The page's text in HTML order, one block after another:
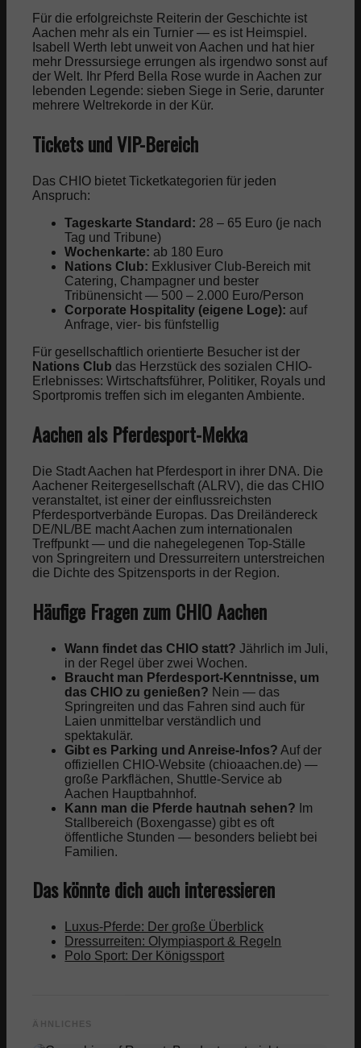
Für die erfolgreichste Reiterin der Geschichte ist
Aachen mehr als ein Turnier — es ist Heimspiel.
Isabell Werth lebt unweit von Aachen und hat hier
mehr Dressursiege errungen als irgendwo sonst auf
der Welt. Ihr Pferd Bella Rose wurde in Aachen zur
lebenden Legende: sieben Siege in Serie, darunter
mehrere Weltrekorde in der Kür.
Tickets und VIP-Bereich
Das CHIO bietet Ticketkategorien für jeden
Anspruch:
Tageskarte Standard: 28 – 65 Euro (je nach
Tag und Tribune)
Wochenkarte: ab 180 Euro
Nations Club: Exklusiver Club-Bereich mit
Catering, Champagner und bester
Tribünensicht — 500 – 2.000 Euro/Person
Corporate Hospitality (eigene Loge): auf
Anfrage, vier- bis fünfstellig
Für gesellschaftlich orientierte Besucher ist der
Nations Club das Herzstück des sozialen CHIO-
Erlebnisses: Wirtschaftsführer, Politiker, Royals und
Sportpromis treffen sich im eleganten Ambiente.
Aachen als Pferdesport-Mekka
Die Stadt Aachen hat Pferdesport in ihrer DNA. Die
Aachener Reitergesellschaft (ALRV), die das CHIO
veranstaltet, ist einer der einflussreichsten
Pferdesportverbände Europas. Das Dreiländereck
DE/NL/BE macht Aachen zum internationalen
Treffpunkt — und die nahegelegenen Top-Ställe
von Springreitern und Dressurreitern unterstreichen
die Dichte des Spitzensports in der Region.
Häufige Fragen zum CHIO Aachen
Wann findet das CHIO statt? Jährlich im Juli,
in der Regel über zwei Wochen.
Braucht man Pferdesport-Kenntnisse, um
das CHIO zu genießen? Nein — das
Springreiten und das Fahren sind auch für
Laien unmittelbar verständlich und
spektakulär.
Gibt es Parking und Anreise-Infos? Auf der
offiziellen CHIO-Website (chioaachen.de) —
große Parkflächen, Shuttle-Service ab
Aachen Hauptbahnhof.
Kann man die Pferde hautnah sehen? Im
Stallbereich (Boxengasse) gibt es oft
öffentliche Stunden — besonders beliebt bei
Familien.
Das könnte dich auch interessieren
Luxus-Pferde: Der große Überblick
Dressurreiten: Olympiasport & Regeln
Polo Sport: Der Königssport
ÄHNLICHES